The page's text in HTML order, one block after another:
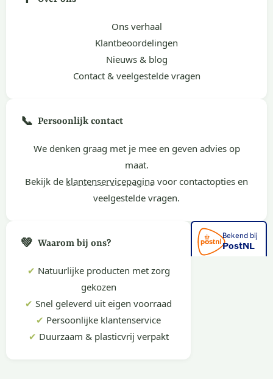
Ons verhaal
Klantbeoordelingen
Nieuws & blog
Contact & veelgestelde vragen
📞 Persoonlijk contact
We denken graag met je mee en geven advies op
maat.
Bekijk de klantenservicepagina voor contactopties en
veelgestelde vragen.
💚 Waarom bij ons?
✔ Natuurlijke producten met zorg
gekozen
✔ Snel geleverd uit eigen voorraad
✔ Persoonlijke klantenservice
✔ Duurzaam & plasticvrij verpakt